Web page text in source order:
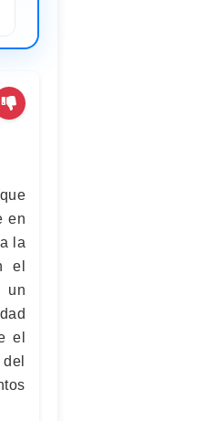
en
la
el
un
el